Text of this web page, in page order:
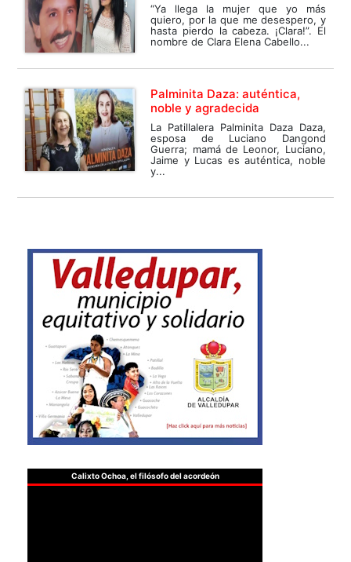
“Ya llega la mujer que yo más
quiero, por la que me desespero, y
hasta pierdo la cabeza. ¡Clara!”. El
nombre de Clara Elena Cabello...
Palminita Daza: auténtica,
noble y agradecida
La Patillalera Palminita Daza Daza,
esposa de Luciano Dangond
Guerra; mamá de Leonor, Luciano,
Jaime y Lucas es auténtica, noble
y...
Calixto Ochoa, el filósofo del acordeón